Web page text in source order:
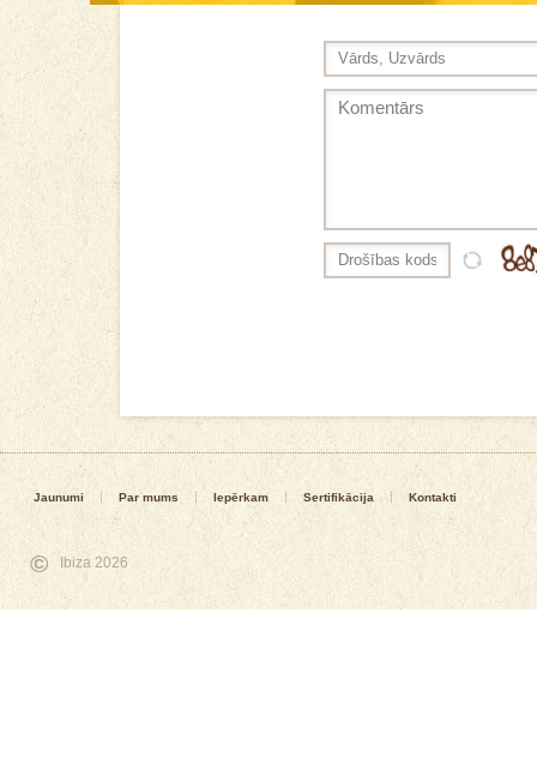
Jaunumi Par mums Iepērkam Sertifikācija Kontakti
© Ibiza 2026